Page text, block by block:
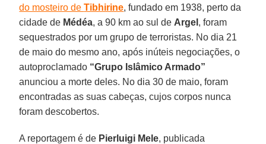
do mosteiro deTibhirine, fundado em 1938, perto da
cidade de Médéa, a 90 km ao sul de Argel , foram
sequestrados por um grupo de terroristas. No dia 21
de maio do mesmo ano, após inúteis negociações, o
autoproclamado “Grupo Islâmico Armado”
anunciou a morte deles. No dia 30 de maio, foram
encontradas as suas cabeças, cujos corpos nunca
foram descobertos.
A reportagem é de Pierluigi Mele, publicada